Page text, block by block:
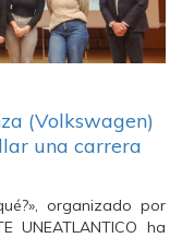
(Volkswagen)
una carrera
organizado por
UNEATLANTICO ha